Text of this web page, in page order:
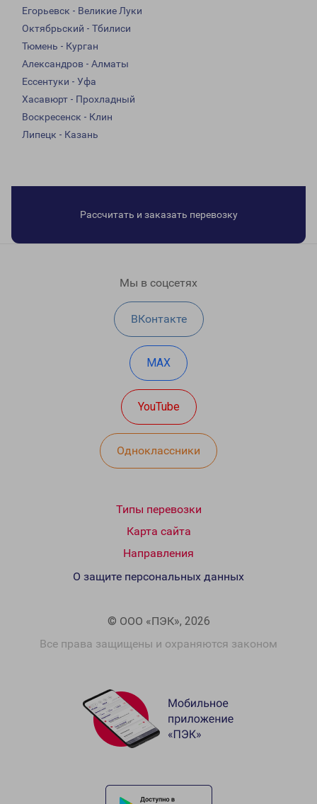
Егорьевск - Великие Луки
Октябрьский - Тбилиси
Тюмень - Курган
Александров - Алматы
Ессентуки - Уфа
Хасавюрт - Прохладный
Воскресенск - Клин
Липецк - Казань
Рассчитать и заказать перевозку
Мы в соцсетях
ВКонтакте
MAX
YouTube
Одноклассники
Типы перевозки
Карта сайта
Направления
© ООО «ПЭК», 2026
Все права защищены и охраняются законом
О защите персональных данных